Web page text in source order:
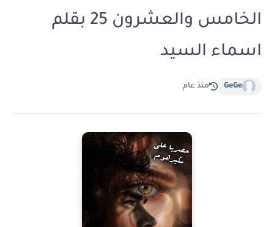
الخامس والعشرون 25 بقلم
اسماء السيد
GeGe منذ عام